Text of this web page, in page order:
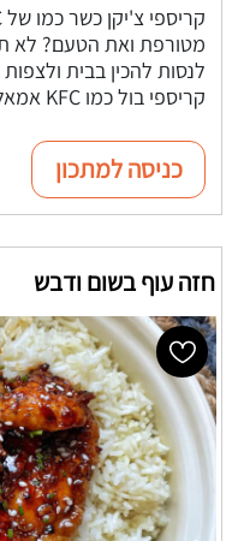
מטורפת ואת הטעם? לא
לנסות להכין בבית
קריספי בול כמו KFC אמאלה זה מטורף!
כניסה למתכון
חזה עוף בשום ודבש